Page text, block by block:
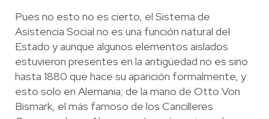
Pues no esto no es cierto, el Sistema de
Asistencia Social no es una función natural del
Estado y aunque algunos elementos aislados
estuvieron presentes en la antigüedad no es sino
hasta 1880 que hace su aparición formalmente, y
esto solo en Alemania; de la mano de Otto Von
Bismark, el más famoso de los Cancilleres